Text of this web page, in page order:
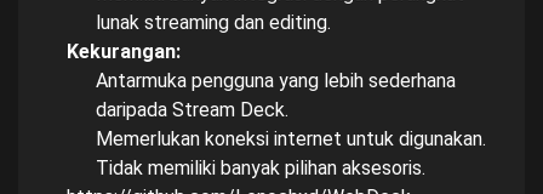
lunak streaming dan editing.
Kekurangan:
Antarmuka pengguna yang lebih sederhana
daripada Stream Deck.
Memerlukan koneksi internet untuk digunakan.
Tidak memiliki banyak pilihan aksesoris.